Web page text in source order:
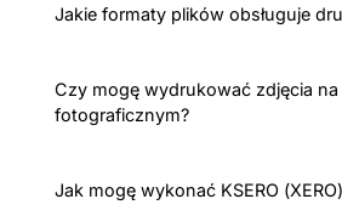
Jakie formaty plików obsługuje
Czy mogę wydrukować zdjęcia na
fotograficznym?
Jak mogę wykonać KSERO